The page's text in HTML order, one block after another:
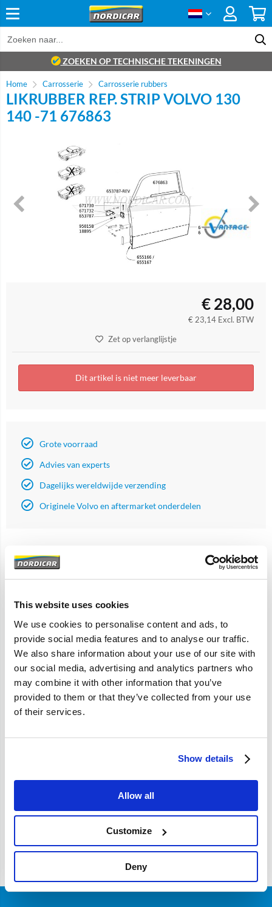
This website uses cookies
We use cookies to personalise content and ads, to
provide social media features and to analyse our traffic.
We also share information about your use of our site with
our social media, advertising and analytics partners who
may combine it with other information that you’ve
provided to them or that they’ve collected from your use
of their services.
Show details
Allow all
Customize
Deny
ZOEKEN OP TECHNISCHE TEKENINGEN
Home Carrosserie Carrosserie rubbers
LIKRUBBER REP. STRIP VOLVO 130
140 -71 676863
Brand
€28,00
€ 23,14 Excl. BTW
Zet op verlanglijstje
Dit artikel is niet meer leverbaar
Grote voorraad
Advies van experts
Dagelijks wereldwijde verzending
Originele Volvo en aftermarket onderdelen
Artikelomschrijving
Specificaties
Merk Vantage
Artikelcode 676863
OE referentie